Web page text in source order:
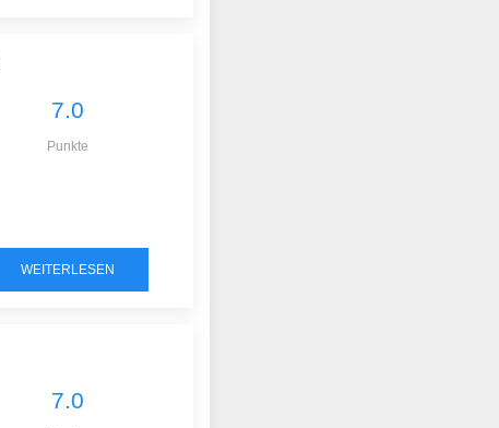
7.0
Punkte
WEITERLESEN
7.0